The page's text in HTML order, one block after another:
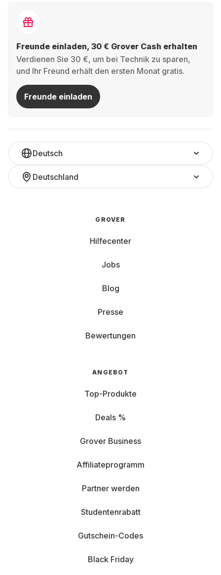
Freunde einladen, 30 € Grover Cash erhalten
Verdienen Sie 30 €, um bei Technik zu sparen,
und Ihr Freund erhält den ersten Monat gratis.
Freunde einladen
Deutsch
Deutschland
GROVER
Hilfecenter
Jobs
Blog
Presse
Bewertungen
ANGEBOT
Top-Produkte
Deals %
Grover Business
Affiliateprogramm
Partner werden
Studentenrabatt
Gutschein-Codes
Black Friday